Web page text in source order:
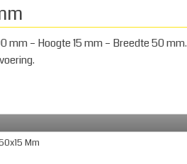
mm – Hoogte 15 mm – Breedte 50 mm.
Mm